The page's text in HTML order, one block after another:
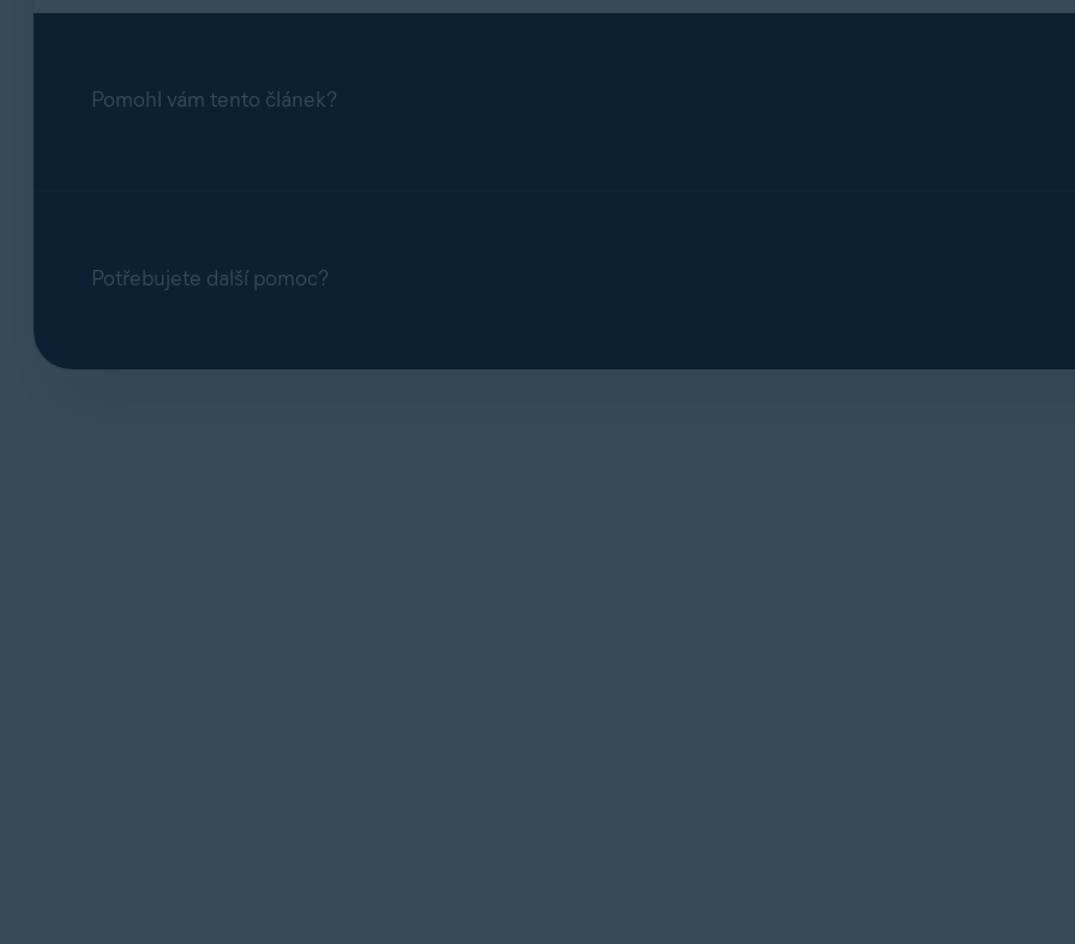
Pomohl vám tento článek?
Potřebujete další pomoc?